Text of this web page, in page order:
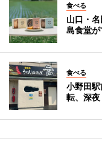
食べる
山口・
島食堂
食べる
小野田
転、深